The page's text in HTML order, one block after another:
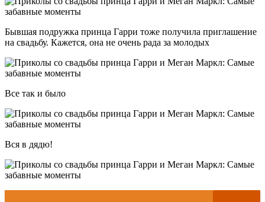
Бывшая подружка принца Гарри тоже получила приглашение
на свадьбу. Кажется, она не очень рада за молодых
Все так и было
Вся в дядю!